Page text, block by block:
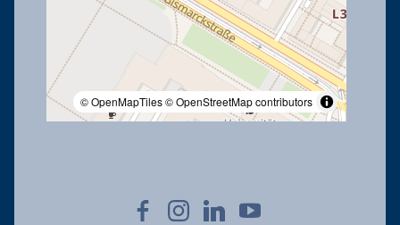
© OpenMapTiles© OpenStreetMap contributors